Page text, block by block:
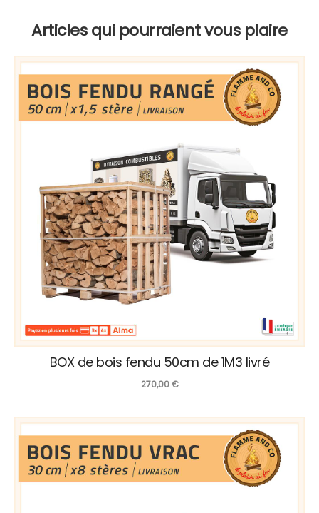
Articles qui pourraient vous plaire
BOX de bois fendu 50cm de 1M3 livré
270,00€